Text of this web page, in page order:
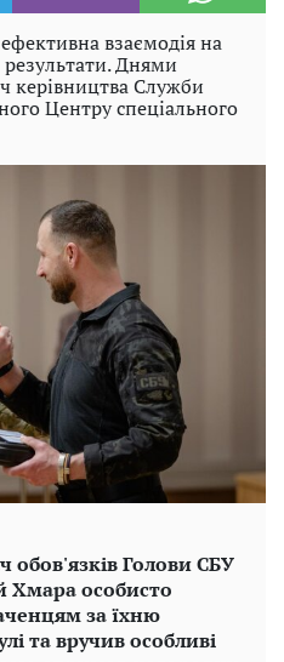
взаємодія на
Днями
керівництва Служби
Центру спеціального
Голови СБУ
Хмара особисто
за їхню
та вручив особливі